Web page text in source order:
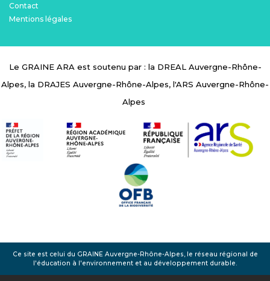
Contact
Mentions légales
Le GRAINE ARA est soutenu par : la DREAL Auvergne-Rhône-
Alpes, la DRAJES Auvergne-Rhône-Alpes, l'ARS Auvergne-Rhône-
Alpes
Ce site est celui du GRAINE Auvergne-Rhône-Alpes, le réseau régional de
l'éducation à l'environnement et au développement durable.